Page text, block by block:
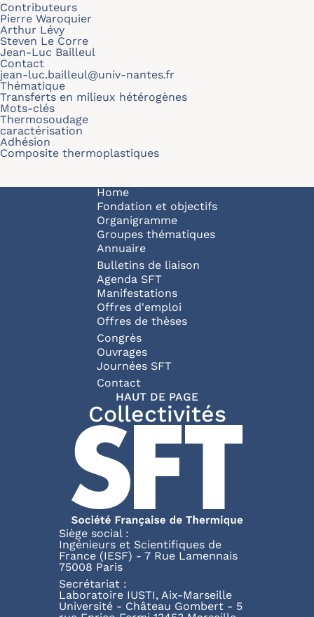
Contributeurs
Pierre Waroquier
Arthur Lévy
Steven Le Corre
Jean-Luc Bailleul
Contact
jean-luc.bailleul@univ-nantes.fr
Thématique
Transferts en milieux hétérogènes
Mots-clés
Thermosoudage
caractérisation
Adhésion
Composite thermoplastiques
Navigation principale
Home
Fondation et objectifs
Organigramme
Groupes thématiques
Annuaire
Bulletins de liaison
Agenda SFT
Manifestations
Offres d'emploi
Offres de thèses
Congrès
Ouvrages
Journées SFT
Pied de page
Contact
HAUT DE PAGE
Collectivités
Siège social :
Ingénieurs et Scientifiques de
France (IESF) - 7 Rue Lamennais
75008 Paris
Secrétariat :
Laboratoire IUSTI, Aix-Marseille
Université - Château Gombert - 5